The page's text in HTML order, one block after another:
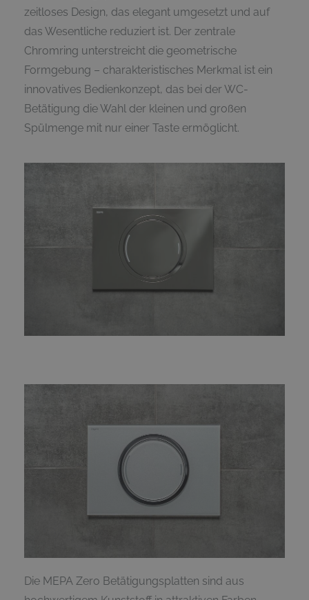
zeitloses Design, das elegant umgesetzt und auf
das Wesentliche reduziert ist. Der zentrale
Chromring unterstreicht die geometrische
Formgebung – charakteristisches Merkmal ist ein
innovatives Bedienkonzept, das bei der WC-
Betätigung die Wahl der kleinen und großen
Spülmenge mit nur einer Taste ermöglicht.
Die MEPA Zero Betätigungsplatten sind aus